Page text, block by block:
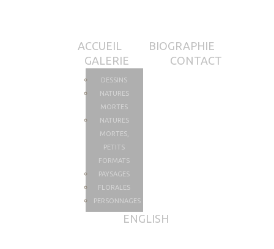
ACCUEIL
BIOGRAPHIE
GALERIE
DESSINS
NATURES
MORTES
NATURES
MORTES,
PETITS
FORMATS
PAYSAGES
FLORALES
PERSONNAGES
CONTACT
ENGLISH